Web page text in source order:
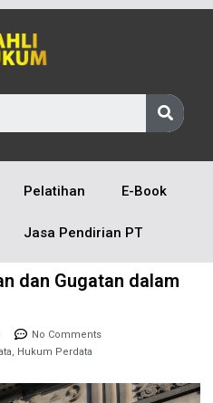
Pelatihan E-Book
Jasa Pendirian PT
dan Gugatan dalam
No Comments
Hukum Perdata